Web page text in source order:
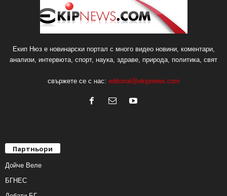
Екип Нюз е новинарски портал с много видео новини, коментари,
анализи, интервюта, спорт, наука, здраве, природа, политика, свят
свържете се с нас: editorial@ekipnews.com
Партньори
Дойче Веле
БГНЕС